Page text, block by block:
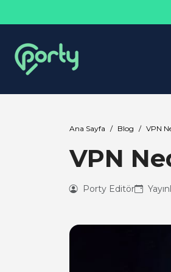
Ana Sayfa Blog VPN
VPN
Porty Editör